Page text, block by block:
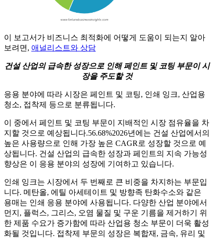
이 보고서가 비즈니스 최적화에 어떻게 도움이 되는지 알아
보려면, 애널리스트와 상담
건설 산업의 급속한 성장으로 인해 페인트 및 코팅 부문이 시
장을 주도할 것
응용 분야에 따라 시장은 페인트 및 코팅, 인쇄 잉크, 산업용
청소, 접착제 등으로 분류됩니다.
이 중에서 페인트 및 코팅 부문이 지배적인 시장 점유율을 차
지할 것으로 예상됩니다.56.68%2026년에는 건설 산업에서의
높은 사용량으로 인해 가장 높은 CAGR로 성장할 것으로 예
상됩니다. 건설 산업의 급속한 성장과 페인트의 지속 가능성
향상은 이 응용 분야의 성장에 기여하고 있습니다.
인쇄 잉크는 시장에서 두 번째로 큰 비중을 차지하는 부문입
니다. 메탄올, 에틸 아세테이트 및 방향족 탄화수소와 같은
용매는 인쇄 응용 분야에 사용됩니다. 다양한 산업 분야에서
먼지, 플럭스, 그리스, 오염 물질 및 구운 기름을 제거하기 위
한 제품 수요가 증가함에 따라 산업용 청소 부문이 더욱 활성
화될 것입니다. 접착제 부문의 성장은 복합재, 금속, 유리 및